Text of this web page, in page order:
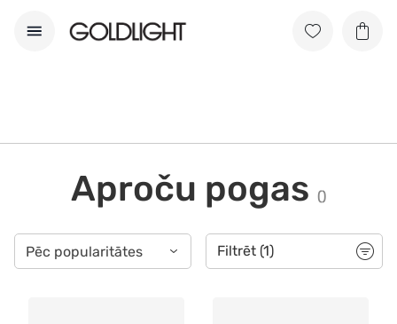
Aproču pogas ()
Pēc popularitātes Filtrēt (1)